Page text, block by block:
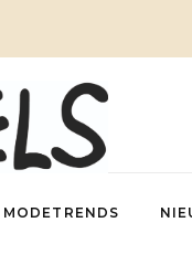
MODETRENDS